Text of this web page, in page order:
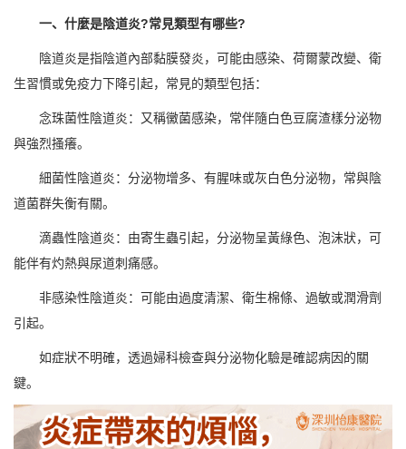
一、什麼是陰道炎?常見類型有哪些?
陰道炎是指陰道內部黏膜發炎，可能由感染、荷爾蒙改變、衛
生習慣或免疫力下降引起，常見的類型包括：
念珠菌性陰道炎：又稱黴菌感染，常伴隨白色豆腐渣樣分泌物
與強烈搔癢。
細菌性陰道炎：分泌物增多、有腥味或灰白色分泌物，常與陰
道菌群失衡有關。
滴蟲性陰道炎：由寄生蟲引起，分泌物呈黃綠色、泡沫狀，可
能伴有灼熱與尿道刺痛感。
非感染性陰道炎：可能由過度清潔、衛生棉條、過敏或潤滑劑
引起。
如症狀不明確，透過婦科檢查與分泌物化驗是確認病因的關
鍵。